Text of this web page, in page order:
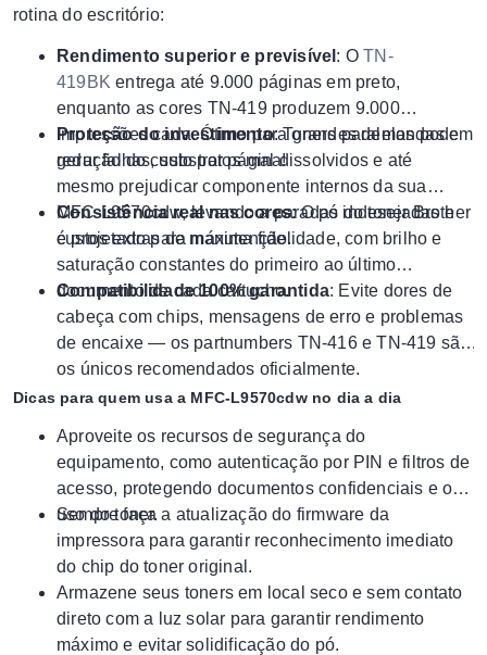
rotina do escritório:
Rendimento superior e previsível : OTN-
419BK entrega até 9.000 páginas em preto,
enquanto as cores TN-419 produzem 9.000
impressões cada. Ótimo para grandes demandas e
redução do custo por página!
Proteção do investimento: Toners paralelos podem
gerar falhas, substratos mal dissolvidos e até
mesmo prejudicar componente internos da sua
MFC-L9570cdw, levando a paradas indesejadas e
custos extras de manutenção.
Consistência real nas cores: O pó do toner Brother
é projetado para máxima fidelidade, com brilho e
saturação constantes do primeiro ao último
documento de cada cartucho.
Compatibilidade 100% garantida: Evite dores de
cabeça com chips, mensagens de erro e problemas
de encaixe — os partnumbers TN-416 e TN-419 são
os únicos recomendados oficialmente.
Dicas para quem usa a MFC-L9570cdw no dia a dia
Aproveite os recursos de segurança do
equipamento, como autenticação por PIN e filtros de
acesso, protegendo documentos confidenciais e o
uso do toner.
Sempre faça a atualização do firmware da
impressora para garantir reconhecimento imediato
do chip do toner original.
Armazene seus toners em local seco e sem contato
direto com a luz solar para garantir rendimento
máximo e evitar solidificação do pó.